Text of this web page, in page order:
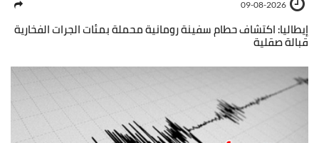
09-08-2026
إيطاليا: اكتشاف حطام سفينة رومانية محملة بمئات الجرات الفخارية
قبالة صقلية